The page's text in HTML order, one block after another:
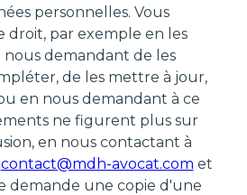
personnelles. Vous
droit, par exemple en les
demandant de les
de les mettre à jour,
en nous demandant à ce
ne figurent plus sur
en nous contactant à
contact@mdh-avocat.com et
demande une copie d'une